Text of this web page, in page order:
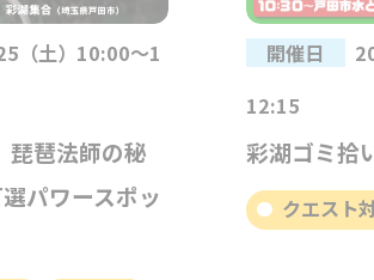
（土）10:00～1
琶法師の秘
パワースポッ
開催日
12:15
彩湖ゴミ拾
クエスト